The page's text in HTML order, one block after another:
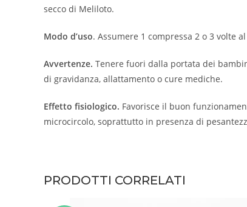
secco di Meliloto.
Modo d’uso. Assumere 1 compressa 2 o 3 volte
Avvertenze. Tenere fuori dalla portata dei
di gravidanza, allattamento o cure mediche.
Effetto fisiologico. Favorisce il buon
microcircolo, soprattutto in presenza di
PRODOTTI CORRELATI